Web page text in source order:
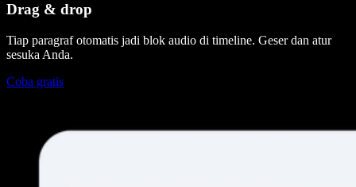
Drag & drop
Tiap paragraf otomatis jadi blok audio di timeline. Geser dan atur
sesuka Anda.
Coba gratis